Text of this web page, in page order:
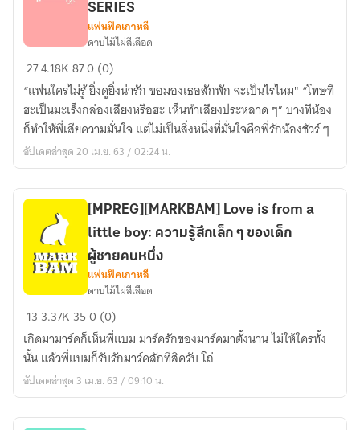
JongIn
น้อง
จง
อิน
คน
ดี
คน
ของ
พี่:::Fans
Fiction
SERIES
SERIES
แฟนฟิคเกาหลี
ดาบไม้ไผ่สีเลือด
274.18K870 (0)
“แฟนใครไม่รู้ ยิ่งดูยิ่งน่ารัก ขอมองเธอสักพัก จะเป็นไรไหม" “โทษที
ฮะเป็นมะเร็งกล่องเสียงหรือฮะ เห็นทำเสียงประหลาด ๆ” บางทีน้อง
ก็ทำให้พี่เสียความมั่นใจ แต่ไม่เป็นสิ่งหนึ่งที่มั่นใจคือพี่รักน้องชัวร์ ๆ
อัปเดตล่าสุด 20 เม.ย. 63 / 02:24 น.
[MARKBAM]
Love
is
from
a
little
[MPREG][MARKBAM] Love is from a
little boy: ความรู้สึกเล็ก ๆ ของเด็ก
ผู้ชายคนหนึ่ง
แฟนฟิคเกาหลี
ดาบไม้ไผ่สีเลือด
13 3.37K 350 (0)
เกิดมามาร์คก็เห็นพี่แบม มาร์ครักของมาร์คมาตั้งนาน ไม่ให้ใครทั้ง
นั้น แล้วพี่แบมก็รับรักมาร์คสักทีสิครับ โถ่
อัปเดตล่าสุด 3 เม.ย. 63 / 09:10 น.